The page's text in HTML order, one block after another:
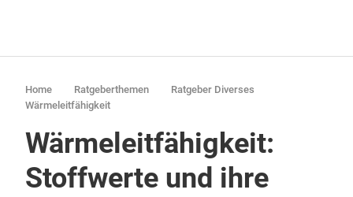
Home Ratgeberthemen
Ratgeber Diverses
Wärmeleitfähigkeit
Wärmeleitfähigkeit:
Stoffwerte und ihre